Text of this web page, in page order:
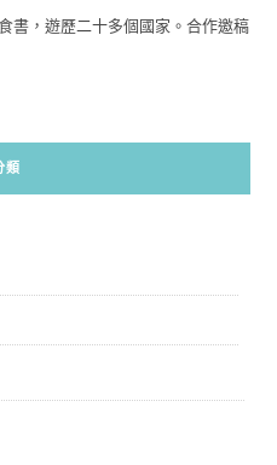
書，遊歷二十多個國家。合作邀稿
類